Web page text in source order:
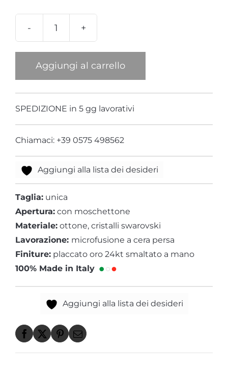
Bracciale
Powder
quantità
Aggiungi al carrello
SPEDIZIONE in 5 gg lavorativi
Chiamaci: +39 0575 498562
Aggiungi alla lista dei desideri
Taglia: unica
Apertura: con moschettone
Materiale: ottone, cristalli swarovski
Lavorazione: microfusione a cera persa
Finiture: placcato oro 24kt smaltato a mano
100% Made in Italy
Aggiungi alla lista dei desideri